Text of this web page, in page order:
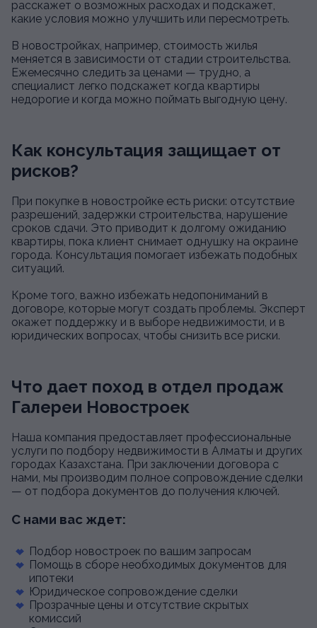
расскажет о возможных расходах и подскажет,
какие условия можно улучшить или пересмотреть.
В новостройках, например, стоимость жилья
меняется в зависимости от стадии строительства.
Ежемесячно следить за ценами — трудно, а
специалист легко подскажет когда квартиры
недорогие и когда можно поймать выгодную цену.
Как консультация защищает от
рисков?
При покупке в новостройке есть риски: отсутствие
разрешений, задержки строительства, нарушение
сроков сдачи. Это приводит к долгому ожиданию
квартиры, пока клиент снимает однушку на окраине
города. Консультация помогает избежать подобных
ситуаций.
Кроме того, важно избежать недопониманий в
договоре, которые могут создать проблемы. Эксперт
окажет поддержку и в выборе недвижимости, и в
юридических вопросах, чтобы снизить все риски.
Что дает поход в отдел продаж
Галереи Новостроек
Наша компания предоставляет профессиональные
услуги по подбору недвижимости в Алматы и других
городах Казахстана. При заключении договора с
нами, мы производим полное сопровождение сделки
— от подбора документов до получения ключей.
С нами вас ждет:
Подбор новостроек по вашим запросам
Помощь в сборе необходимых документов для
ипотеки
Юридическое сопровождение сделки
Прозрачные цены и отсутствие скрытых
комиссий